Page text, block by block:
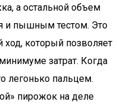
а остальной объем
и пышным тестом. Это
который позволяет
затрат. Когда
легонько пальцем.
пирожок на деле